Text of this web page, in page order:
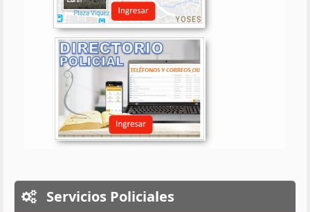
Servicios Policiales